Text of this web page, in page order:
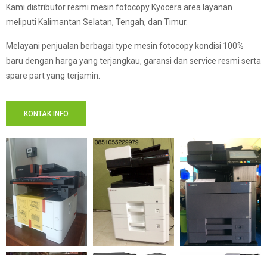
Kami distributor resmi mesin fotocopy Kyocera area layanan
meliputi Kalimantan Selatan, Tengah, dan Timur.
Melayani penjualan berbagai type mesin fotocopy kondisi 100%
baru dengan harga yang terjangkau, garansi dan service resmi serta
spare part yang terjamin.
KONTAK INFO